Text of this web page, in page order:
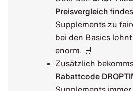
Preisvergleich
Supplements zu
bei den Basics
enorm. 🛒
Zusätzlich
Rabattcode